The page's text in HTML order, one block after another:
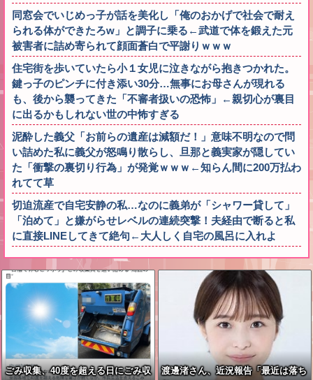
同窓会でいじめっ子が話を美化し「俺のおかげで社会で耐え
られる体ができたろw」と調子に乗る←武道で体を鍛えた元
被害者に詰め寄られて顔面蒼白で平謝りｗｗｗ
住宅街を歩いていたら小１女児に泣きながら抱きつかれた。
鍵っ子のピンチに付き添い30分…無事にお母さんが現れる
も、後から襲ってきた「不審者扱いの恐怖」←親切心が裏目
に出るかもしれない世の中怖すぎる
泥酔した義父「お前らの遺産は減額だ！」意味不明なので問
い詰めた私に義父が怒鳴り散らし、旦那と義実家が隠してい
た「衝撃の裏切り行為」が発覚ｗｗｗ←知らん間に200万払わ
れてて草
切迫流産で自宅安静の私…なのに義弟が「シャワー貸して」
「泊めて」と嫌がらせレベルの連続突撃！夫経由で断ると私
に直接LINEしてきて絶句←大人しく自宅の風呂に入れよ
ごみ収集、40度を超える日にごみ収
渡邊渚さん、近況報告「最近は落ち